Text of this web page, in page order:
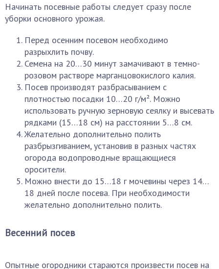
Начинать посевные работы следует сразу после
уборки основного урожая.
Перед осенним посевом необходимо
разрыхлить почву.
Семена на 20…30 минут замачивают в темно-
розовом растворе марганцовокислого калия.
Посев производят разбрасыванием с
плотностью посадки 10…20 г/м². Можно
использовать ручную зерновую сеялку и высевать
рядками (15…18 см) на расстоянии 5…8 см.
Желательно дополнительно полить
разбрызгиванием, установив в разных частях
огорода водопроводные вращающиеся
оросители.
Можно внести до 15…18 г мочевины через 14…
18 дней после посева. При необходимости
желательно дополнительно полить.
Весенний посев
Опытные огородники стараются произвести посев на